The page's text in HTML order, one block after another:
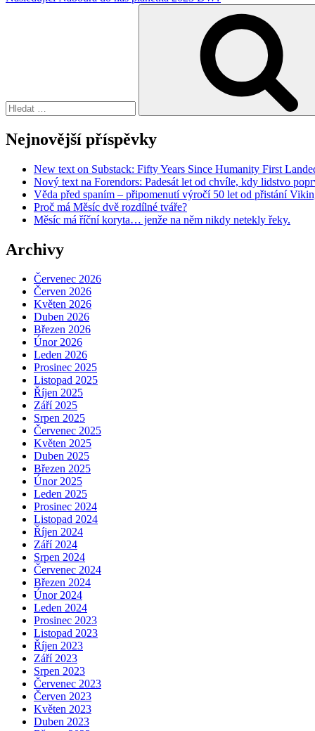
Nejnovější příspěvky
New text on Substack: Fifty Years Since Humanity First
Nový text na Forendors: Padesát let od chvíle, kdy lidstvo
Věda před spaním – připomenutí výročí 50 let od přistání
Proč má Měsíc dvě rozdílné tváře?
Měsíc má říční koryta… jenže na něm nikdy netekly řeky.
Archivy
Červenec 2026
Červen 2026
Květen 2026
Duben 2026
Březen 2026
Únor 2026
Leden 2026
Prosinec 2025
Listopad 2025
Říjen 2025
Září 2025
Srpen 2025
Červenec 2025
Květen 2025
Duben 2025
Březen 2025
Únor 2025
Leden 2025
Prosinec 2024
Listopad 2024
Říjen 2024
Září 2024
Srpen 2024
Červenec 2024
Březen 2024
Únor 2024
Leden 2024
Prosinec 2023
Listopad 2023
Říjen 2023
Září 2023
Srpen 2023
Červenec 2023
Červen 2023
Květen 2023
Duben 2023